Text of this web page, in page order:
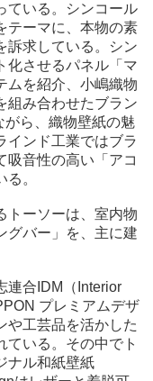
ている。シンコール
テーマに、本物の素
訴求している。シン
化させるパネル「マ
ムを紹介、小嶋織物
組み合わせたブラン
がら、織物壁紙の魅
インド工業ではブラ
吸音性の高い「アコ
。
ーソーは、室内物
グバー」を、主に建
連合IDM（Interior
プレミアムデザ
や工芸品を活かした
ている。その中でト
ナル和紙壁紙